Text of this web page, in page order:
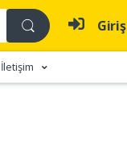
Giriş
İletişim